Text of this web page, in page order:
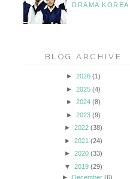
DRAMA KOREA
BLOG ARCHIVE
► 2026 (1)
► 2025 (4)
► 2024 (8)
► 2023 (9)
► 2022 (38)
► 2021 (24)
► 2020 (33)
▼
2019 (29)
►
December (6)